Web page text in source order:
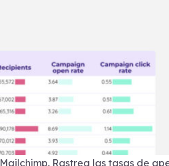
Rastrea las tasas de